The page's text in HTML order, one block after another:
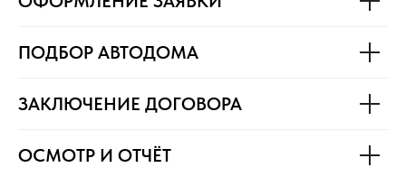
ПОДБОР АВТОДОМА
ЗАКЛЮЧЕНИЕ ДОГОВОРА
ОСМОТР И ОТЧЁТ